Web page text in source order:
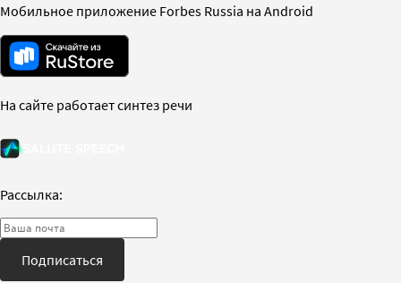
Мобильное приложение Forbes Russia на Android
На сайте работает синтез речи
Рассылка:
Подписаться